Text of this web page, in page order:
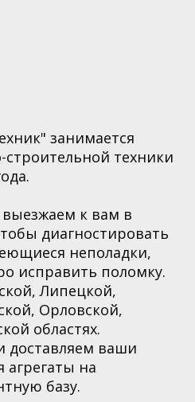
занимается
техники
выезжаем к вам в
диагностировать
неполадки,
исправить поломку.
Липецкой,
Орловской,
областях.
доставляем ваши
на
базу.